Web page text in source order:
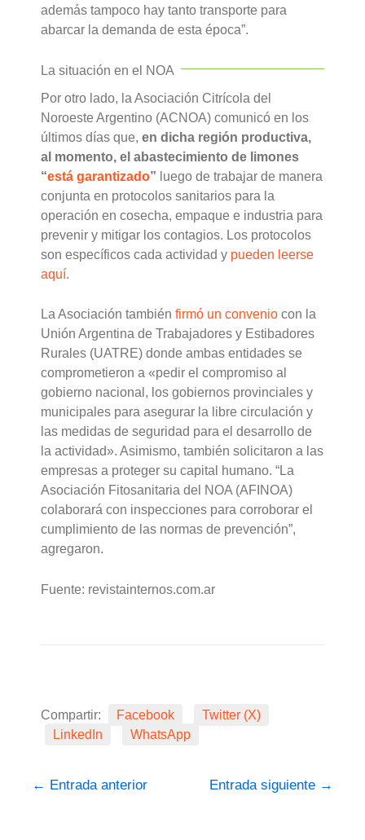
además tampoco hay tanto transporte para
abarcar la demanda de esta época”.
La situación en el NOA
Por otro lado, la Asociación Citrícola del
Noroeste Argentino (ACNOA) comunicó en los
últimos días que,en dicha región productiva,
al momento, el abastecimiento de limones
“está garantizado” luego de trabajar de manera
conjunta en protocolos sanitarios para la
operación en cosecha, empaque e industria para
prevenir y mitigar los contagios. Los protocolos
son específicos cada actividad y pueden leerse
aquí.
La Asociación tambiénfirmó un convenio con la
Unión Argentina de Trabajadores y Estibadores
Rurales (UATRE) donde ambas entidades se
comprometieron a «pedir el compromiso al
gobierno nacional, los gobiernos provinciales y
municipales para asegurar la libre circulación y
las medidas de seguridad para el desarrollo de
la actividad». Asimismo, también solicitaron a las
empresas a proteger su capital humano. “La
Asociación Fitosanitaria del NOA (AFINOA)
colaborará con inspecciones para corroborar el
cumplimiento de las normas de prevención”,
agregaron.
Fuente: revistainternos.com.ar
Compartir: Facebook
Twitter (X)
LinkedIn
WhatsApp
← Entrada anterior Entrada siguiente →